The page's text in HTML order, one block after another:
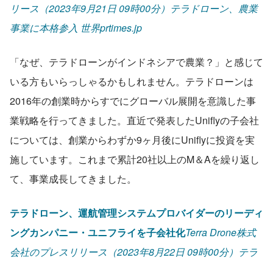
リース（2023年9月21日 09時00分）テラドローン、農業
事業に本格参入 世界prtimes.jp
「なぜ、テラドローンがインドネシアで農業？」と感じて
いる方もいらっしゃるかもしれません。テラドローンは
2016年の創業時からすでにグローバル展開を意識した事
業戦略を行ってきました。直近で発表したUniflyの子会社
については、創業からわずか9ヶ月後にUniflyに投資を実
施しています。これまで累計20社以上のM＆Aを繰り返し
て、事業成長してきました。
テラドローン、運航管理システムプロバイダーのリーディ
ングカンパニー・ユニフライを子会社化Terra Drone株式
会社のプレスリリース（2023年8月22日 09時00分）テラ